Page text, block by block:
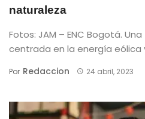
naturaleza
Fotos: JAM – ENC Bogotá.
centrada en la energía eólica
Por Redaccion 24 abril, 2023